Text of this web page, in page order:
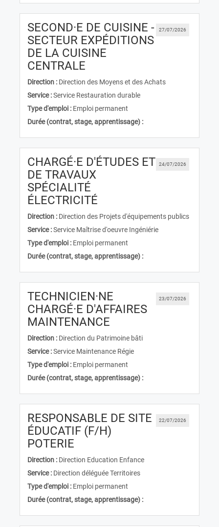
27/07/2026
SECOND·E DE CUISINE -
SECTEUR EXPÉDITIONS
DE LA CUISINE
CENTRALE
Direction : Direction des Moyens et des Achats
Service :Service Restauration durable
Type d'emploi : Emploi permanent
Durée (contrat, stage, apprentissage) :
24/07/2026
CHARGÉ·E D'ÉTUDES ET
DE TRAVAUX
SPÉCIALITÉ
ÉLECTRICITÉ
Direction : Direction des Projets d'équipements publics
Service :Service Maîtrise d'oeuvre Ingéniérie
Type d'emploi : Emploi permanent
Durée (contrat, stage, apprentissage) :
23/07/2026
TECHNICIEN·NE
CHARGÉ·E D'AFFAIRES
MAINTENANCE
Direction : Direction du Patrimoine bâti
Service :Service Maintenance Régie
Type d'emploi : Emploi permanent
Durée (contrat, stage, apprentissage) :
22/07/2026
RESPONSABLE DE SITE
ÉDUCATIF (F/H)
POTERIE
Direction : Direction Education Enfance
Service : Direction déléguée Territoires
Type d'emploi : Emploi permanent
Durée (contrat, stage, apprentissage) :